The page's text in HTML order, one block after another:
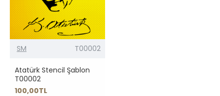
SM T00002
Atatürk Stencil Şablon
T00002
100,00TL